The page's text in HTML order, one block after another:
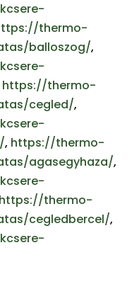
thermo-
balloszog/,
https://thermo-
cegled/,
, https://thermo-
agasegyhaza/,
https://thermo-
cegledbercel/,